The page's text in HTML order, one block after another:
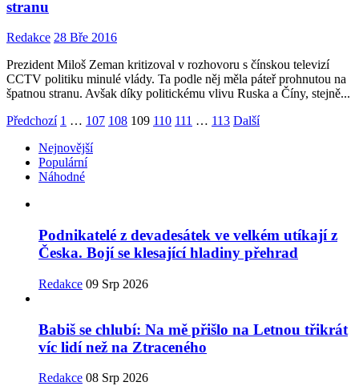
stranu
Redakce 28 Bře 2016
Prezident Miloš Zeman kritizoval v rozhovoru s čínskou televizí
CCTV politiku minulé vlády. Ta podle něj měla páteř prohnutou na
špatnou stranu. Avšak díky politickému vlivu Ruska a Číny, stejně...
Předchozí 1 … 107 108 109 110 111 … 113 Další
Nejnovější
Populární
Náhodné
Podnikatelé z devadesátek ve velkém utíkají z
Česka. Bojí se klesající hladiny přehrad
Redakce 09 Srp 2026
Babiš se chlubí: Na mě přišlo na Letnou třikrát
víc lidí než na Ztraceného
Redakce 08 Srp 2026